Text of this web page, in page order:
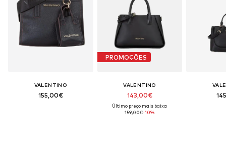
VALENTINO
155,00€
PROMOÇÕES
VALENTINO
143,00€
Último preço mais baixo:
159,00€-10%